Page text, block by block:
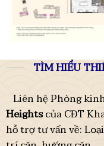
TÌM HIỂU
Liên hệ Phòng
Heightscủa CĐT
hỗ trợ tư vấn về: